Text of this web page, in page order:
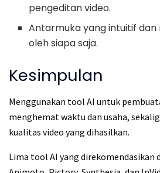
pengeditan video.
Antarmuka yang intuitif dan
oleh siapa saja.
Kesimpulan
Menggunakan tool AI untuk
menghemat waktu dan usaha,
kualitas video yang dihasilkan.
Lima tool AI yang direkomendasikan